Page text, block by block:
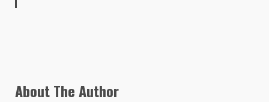
About The Author